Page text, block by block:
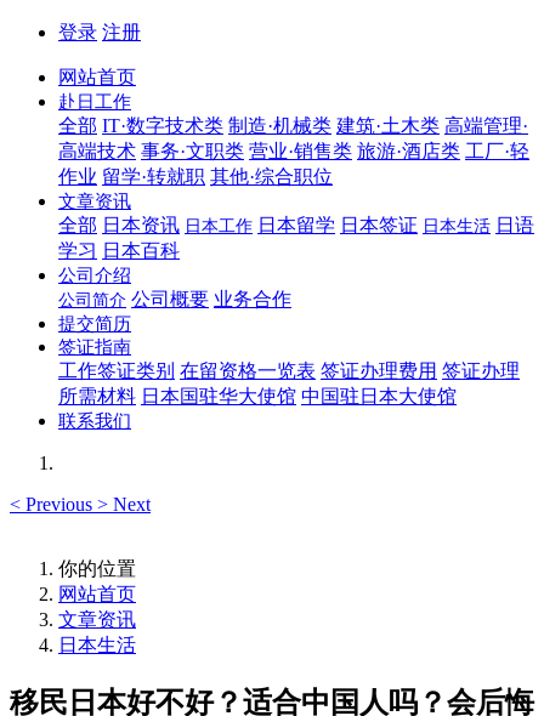
登录 注册
网站首页
赴日工作
全部 IT·数字技术类 制造·机械类 建筑·土木类 高端管理·
高端技术 事务·文职类 营业·销售类 旅游·酒店类 工厂·轻
作业 留学·转就职 其他·综合职位
文章资讯
全部 日本资讯 日本工作 日本留学 日本签证 日本生活 日语
学习 日本百科
公司介绍
公司简介 公司概要 业务合作
提交简历
签证指南
工作签证类别 在留资格一览表 签证办理费用 签证办理
所需材料 日本国驻华大使馆 中国驻日本大使馆
联系我们
< Previous > Next
你的位置
网站首页
文章资讯
日本生活
移民日本好不好？适合中国人吗？会后悔